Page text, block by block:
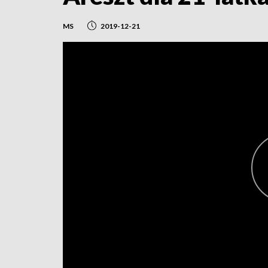
MS 2019-12-21